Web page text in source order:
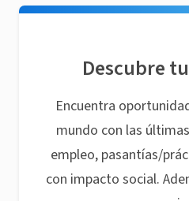
Descubre
Encuentra
mundo con las
empleo, pasantías/
con impacto social.